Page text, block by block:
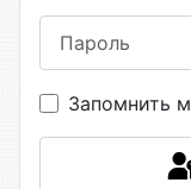
Запомнить